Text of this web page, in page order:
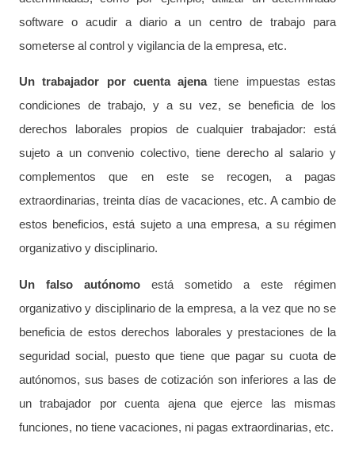
software o acudir a diario a un centro de trabajo para
someterse al control y vigilancia de la empresa, etc.
Un trabajador por cuenta ajenatiene impuestas estas
condiciones de trabajo, y a su vez, se beneficia de los
derechos laborales propios de cualquier trabajador: está
sujeto a un convenio colectivo, tiene derecho al salario y
complementos que en este se recogen, a pagas
extraordinarias, treinta días de vacaciones, etc. A cambio de
estos beneficios, está sujeto a una empresa, a su régimen
organizativo y disciplinario.
Un falso autónomo está sometido a este régimen
organizativo y disciplinario de la empresa, a la vez que no se
beneficia de estos derechos laborales y prestaciones de la
seguridad social, puesto que tiene que pagar su cuota de
autónomos, sus bases de cotización son inferiores a las de
un trabajador por cuenta ajena que ejerce las mismas
funciones, no tiene vacaciones, ni pagas extraordinarias, etc.